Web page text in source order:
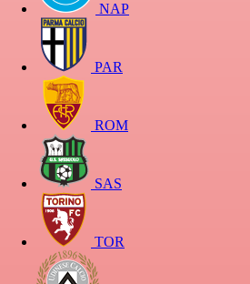
NAP
PAR
ROM
SAS
TOR